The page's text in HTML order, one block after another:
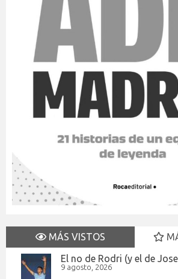
MÁS VISTOS
El no de Rodri (y el de
9 agosto, 2026